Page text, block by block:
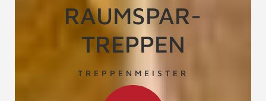
RAUMSPAR-
TREPPEN
TREPPENMEISTER